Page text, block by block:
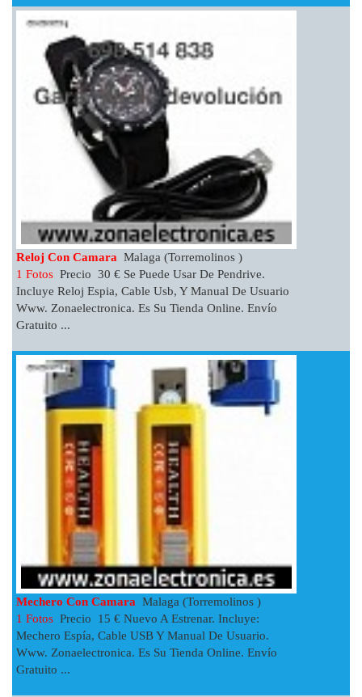
Reloj Con Camara Malaga (Torremolinos )
1 Fotos Precio 30 € Se Puede Usar De Pendrive.
Incluye Reloj Espia, Cable Usb, Y Manual De Usuario
Www. Zonaelectronica. Es Su Tienda Online. Envío
Gratuito ...
Mechero Con Camara Malaga (Torremolinos )
1 Fotos Precio 15 € Nuevo A Estrenar. Incluye:
Mechero Espía, Cable USB Y Manual De Usuario.
Www. Zonaelectronica. Es Su Tienda Online. Envío
Gratuito ...